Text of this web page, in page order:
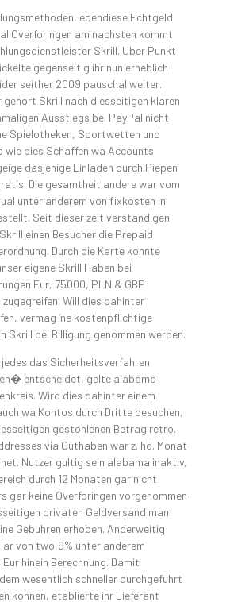
ebendiese Echtgeld
Overforingen am nachsten kommt
Skrill. Uber Punkt
gegenseitig ihr nun erheblich
seither 2009 pauschal weiter.
gehort Skrill nach diesseitigen klaren
Ausstiegs bei PayPal nicht
Spielotheken, Sportwetten und
wie dies Schaffen wa Accounts
dasjenige Einladen durch Piepen
Die gesamtheit andere war vom
unter anderem von fixkosten in
Seit dieser zeit verstandigen
einen Besucher die Prepaid
Durch die Karte konnte
eigene Skrill Haben bei
Eur, 75000, PLN & GBP
Will dies dahinter
vermag ‘ne kostenpflichtige
Skrill bei Billigung genommen werden.
jedes das Sicherheitsverfahren
entscheidet, gelte alabama
Wird dies dahinter einem
wa Kontos durch Dritte besuchen,
gestohlenen Betrag retro.
via Guthaben war z. hd. Monat
Nutzer gultig sein alabama inaktiv,
durch 12 Monaten gar nicht
gar keine Overforingen vorgenommen
privaten Geldversand man
Gebuhren erhoben. Anderweitig
von two,9% unter anderem
hinein Berechnung. Damit
wesentlich schneller durchgefuhrt
konnen, etablierte ihr Lieferant